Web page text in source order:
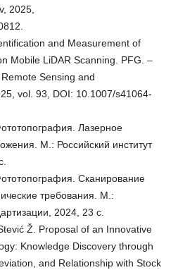
2025,
and Measurement of
Mobile LiDAR Scanning. PFG. –
Sensing and
vol. 93, DOI: 10.1007/s41064-
Лазерное
М.: Российский институт
Сканирование
требования. М.:
2024, 23 с.
Ž. Proposal of an Innovative
Knowledge Discovery through
and Relationship with Stock